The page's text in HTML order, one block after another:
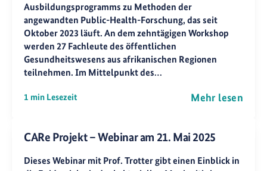
Ausbildungsprogramms zu Methoden der
angewandten Public-Health-Forschung, das seit
Oktober 2023 läuft. An dem zehntägigen Workshop
werden 27 Fachleute des öffentlichen
Gesundheitswesens aus afrikanischen Regionen
teilnehmen. Im Mittelpunkt des…
1 min Lesezeit Mehr lesen
CARe Projekt – Webinar am 21. Mai 2025
Dieses Webinar mit Prof. Trotter gibt einen Einblick in